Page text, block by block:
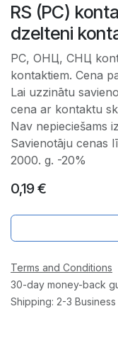
RS (РС)
dzelteni
РС, ОНЦ, СНЦ
kontaktiem. Cena
Lai uzzinātu
cena ar kontaktu
Nav nepieciešams
Savienotāju cenas
2000. g. -20%
0,19€
Terms and Conditions
30-day money-back
Shipping: 2-3 Business